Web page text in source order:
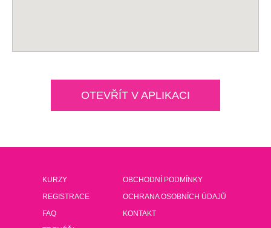
OTEVŘÍT V APLIKACI
KURZY
REGISTRACE
FAQ
OBCHODNÍ PODMÍNKY
OCHRANA OSOBNÍCH ÚDAJŮ
KONTAKT